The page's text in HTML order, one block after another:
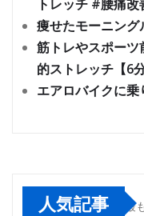
トレッチ #腰痛
痩せたモーニング
筋トレやスポー
的ストレッチ【6分
エアロバイクに
人気記事 最